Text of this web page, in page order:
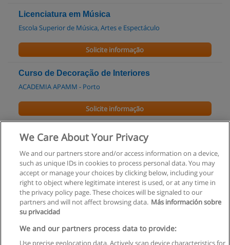
Licenciatura em Música
Escola Superior de Música, Artes e Espectáculo
Solicite informação
Curso de Decoração de Interiores
ACADEMIA APAMM - Porto
Solicite informação
Licenciatura em Arte - Conservação e Restauro
Solicite informação
Regras de uso
We Care About Your Privacy
We and our partners store and/or access information on a device,
such as unique IDs in cookies to process personal data. You may
accept or manage your choices by clicking below, including your
right to object where legitimate interest is used, or at any time in
the privacy policy page. These choices will be signaled to our
partners and will not affect browsing data. Más información sobre
su privacidad
We and our partners process data to provide:
Use precise geolocation data. Actively scan device characteristics for